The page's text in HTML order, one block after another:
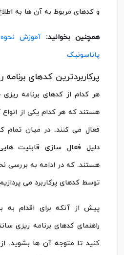
و کدهای مربوط به آن ها به
همچنین بخوانید: آموزش
پاناسونیک
پرکاربردترین کدهای برنامه
هر کدام از کدهای برنامه
هستند که هر کدام یکی از انواع
فعال می کنند. در میان تمام
دلیل فعال سازی قابلیت
هستند. که در ادامه به بررسی
توسط کدهای پرکاربرد می
پیش از آنکه برای اقدام به
راهنمای کدهای برنامه ریزی
کنید تا متوجه آن ها بشوید.